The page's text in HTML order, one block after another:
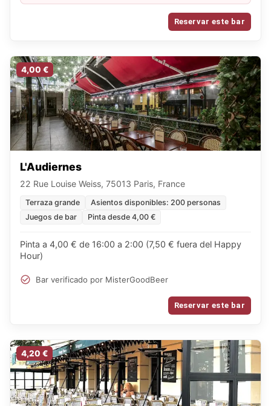
patatas fritas gratis y, para grupos de 10 personas,
1 tabla mixta gratis / De domingo a martes: 6€ la
Chouffe, la IPA y la Guinness, y 4€ la copa de vino
Reservar este bar
4,00 €
L'Audiernes
22 Rue Louise Weiss, 75013 Paris, France
Terraza grande
Asientos disponibles: 200 personas
Juegos de bar
Pinta desde 4,00 €
Pinta a 4,00 € de 16:00 a 2:00 (7,50 € fuera del Happy
Hour)
Bar verificado por MisterGoodBeer
Reservar este bar
4,20 €